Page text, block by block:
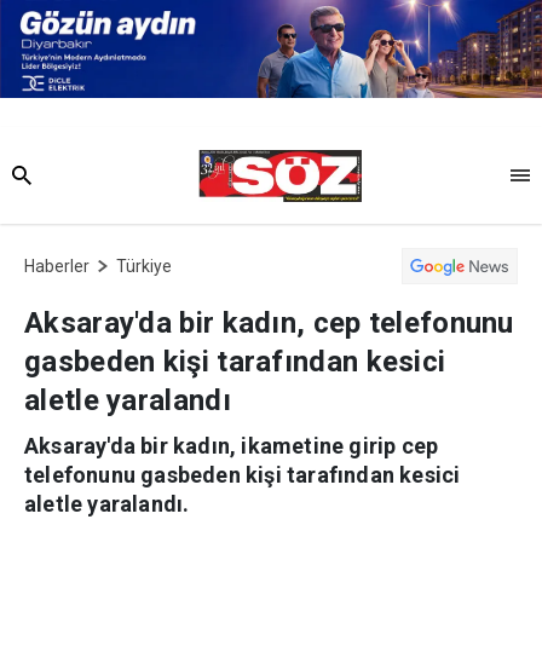
Haberler Türkiye
Aksaray'da bir kadın, cep telefonunu
gasbeden kişi tarafından kesici
aletle yaralandı
Aksaray'da bir kadın, ikametine girip cep
telefonunu gasbeden kişi tarafından kesici
aletle yaralandı.